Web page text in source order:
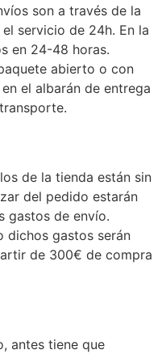
son a través de la
servicio de 24h. En la
en 24-48 horas.
abierto o con
el albarán de entrega
de la tienda están sin
del pedido estarán
gastos de envío.
dichos gastos serán
de 300€ de compra
antes tiene que